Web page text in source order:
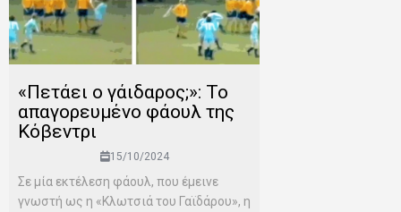
«Πετάει ο γάιδαρος;»: Το
απαγορευμένο φάουλ της
Κόβεντρι
15/10/2024
Σε μία εκτέλεση φάουλ, που έμεινε
γνωστή ως η «Κλωτσιά του Γαϊδάρου», η